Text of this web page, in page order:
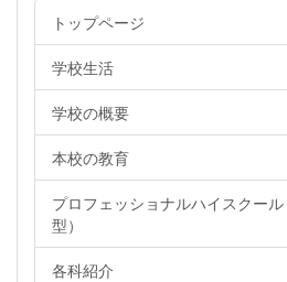
トップページ
学校生活
学校の概要
本校の教育
プロフェッショナルハイスクー
型）
各科紹介